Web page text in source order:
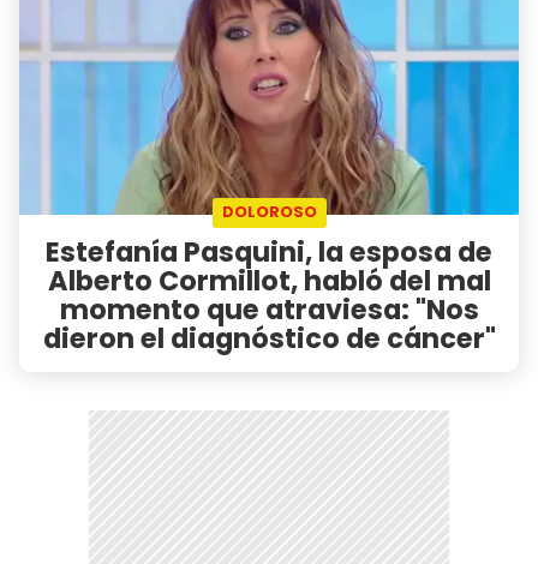
DOLOROSO
Estefanía Pasquini, la esposa de
Alberto Cormillot, habló del mal
momento que atraviesa: "Nos
dieron el diagnóstico de cáncer"